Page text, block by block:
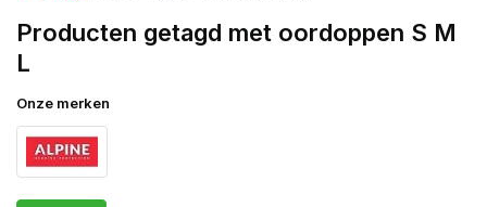
Producten getagd met oordoppen S M
L
Onze merken